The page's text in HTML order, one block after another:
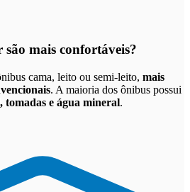
são mais confortáveis?
cama, leito ou semi-leito, mais
. A maioria dos ônibus possui
e água mineral.